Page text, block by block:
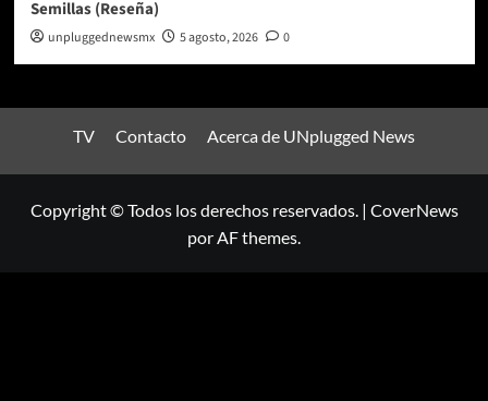
Semillas (Reseña)
unpluggednewsmx 5 agosto, 2026 0
TV Contacto Acerca de UNplugged News
Copyright © Todos los derechos reservados. | CoverNews
por AF themes.